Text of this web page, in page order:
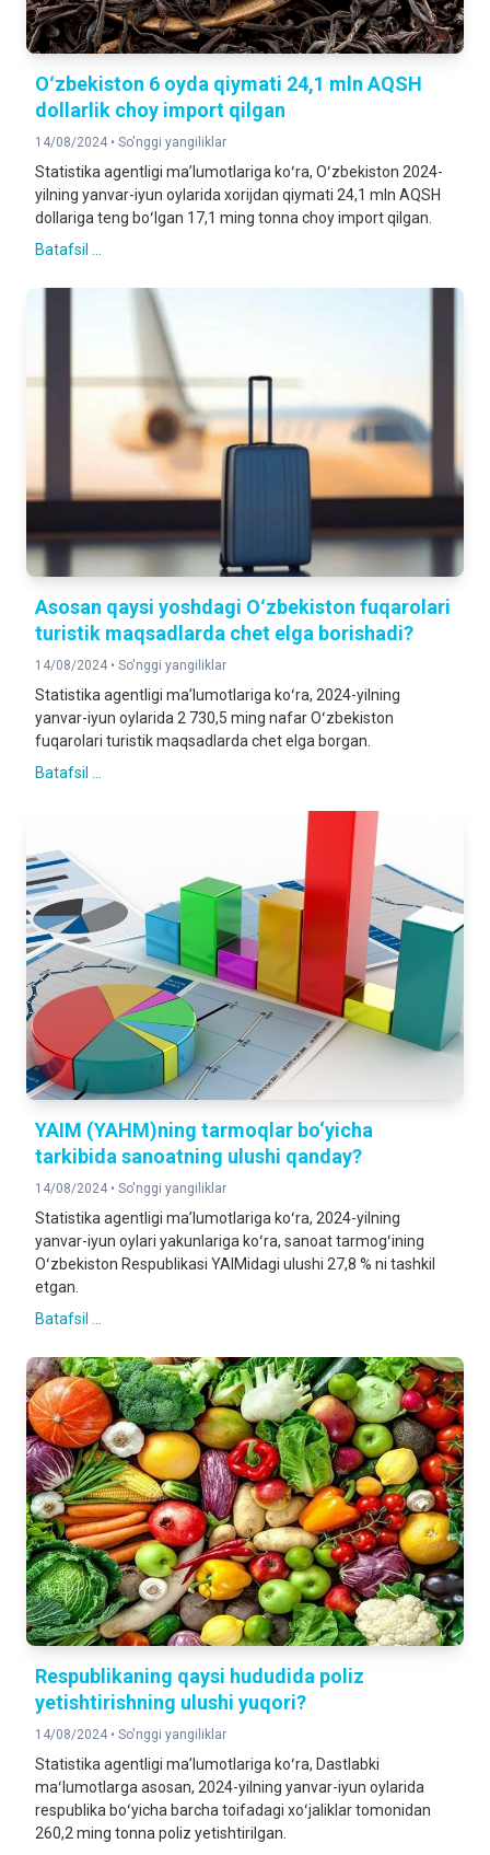
Oʻzbekiston 6 oyda qiymati 24,1 mln AQSH
dollarlik choy import qilgan
14/08/2024 • So'nggi yangiliklar
Statistika agentligi maʼlumotlariga koʻra, Oʻzbekiston 2024-
yilning yanvar-iyun oylarida xorijdan qiymati 24,1 mln AQSH
dollariga teng boʻlgan 17,1 ming tonna choy import qilgan.
Batafsil ...
Asosan qaysi yoshdagi Oʻzbekiston fuqarolari
turistik maqsadlarda chet elga borishadi?
14/08/2024 • So'nggi yangiliklar
Statistika agentligi maʼlumotlariga koʻra, 2024-yilning
yanvar-iyun oylarida 2 730,5 ming nafar Oʻzbekiston
fuqarolari turistik maqsadlarda chet elga borgan.
Batafsil ...
YAIM (YAHM)ning tarmoqlar bo‘yicha
tarkibida sanoatning ulushi qanday?
14/08/2024 • So'nggi yangiliklar
Statistika agentligi maʼlumotlariga koʻra, 2024-yilning
yanvar-iyun oylari yakunlariga koʻra, sanoat tarmogʻining
Oʻzbekiston Respublikasi YAIMidagi ulushi 27,8 % ni tashkil
etgan.
Batafsil ...
Respublikaning qaysi hududida poliz
yetishtirishning ulushi yuqori?
14/08/2024 • So'nggi yangiliklar
Statistika agentligi maʼlumotlariga koʻra, Dastlabki
maʻlumotlarga asosan, 2024-yilning yanvar-iyun oylarida
respublika boʻyicha barcha toifadagi xoʻjaliklar tomonidan
260,2 ming tonna poliz yetishtirilgan.